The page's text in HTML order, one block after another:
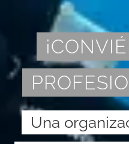
Una